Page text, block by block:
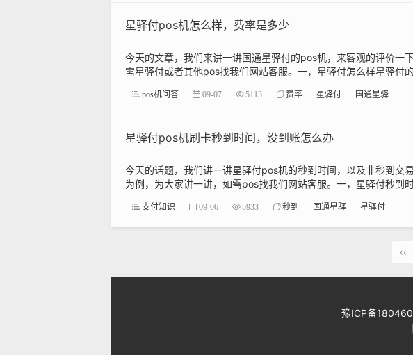
星驿付pos机怎么样，费率是多少
今天的文章，我们来讲一讲国通星驿付的pos机，来客观的评价一
需星驿付或者其他pos找我们网站客服。一，星驿付怎么样星驿付
pos机问答 09-07 5113 费率 星驿付 国通星驿
星驿付pos机刷卡秒到时间，没到账怎么办
今天的话题，我们讲一讲星驿付pos机的秒到时间，以及非秒到交
为例，为大家讲一讲，如需pos找我们网站客服。一，星驿付秒到
支付知识 09-06 5933 秒到 国通星驿 星驿付
‹‹
豫ICP备